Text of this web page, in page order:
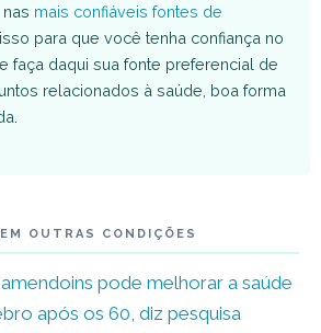
mais confiáveis fontes de
isso para que você tenha confiança no
faça daqui sua fonte preferencial de
relacionados à saúde, boa forma
OUTRAS CONDIÇÕES
pode melhorar a saúde
após os 60, diz pesquisa